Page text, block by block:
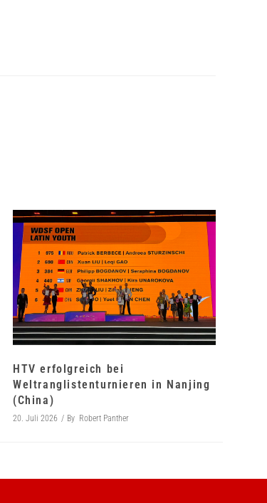
HTV erfolgreich bei
Weltranglistenturnieren in Nanjing
(China)
20. Juli 2026 By Robert Panther